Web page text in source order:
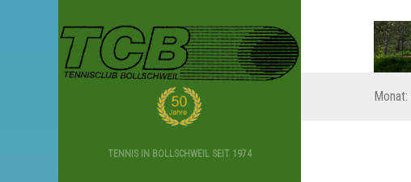
TENNIS IN BOLLSCHWEIL SEIT 1974
Monat: